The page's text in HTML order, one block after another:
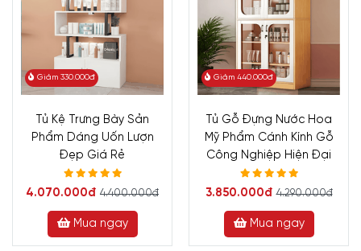
Giảm 330.000đ
Tủ Kệ Trưng Bày Sản
Phẩm Dáng Uốn Lượn
Đẹp Giá Rẻ
4.070.000đ 4.400.000đ
Mua ngay
Giảm 440.000đ
Tủ Gỗ Đựng Nước Hoa
Mỹ Phẩm Cánh Kính Gỗ
Công Nghiệp Hiện Đại
3.850.000đ 4.290.000đ
Mua ngay